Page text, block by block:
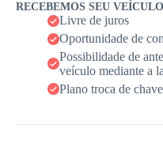
RECEBEMOS SEU
Livre de juros
Oportunidade de
Possibilidade de
veículo mediante a
Plano troca de